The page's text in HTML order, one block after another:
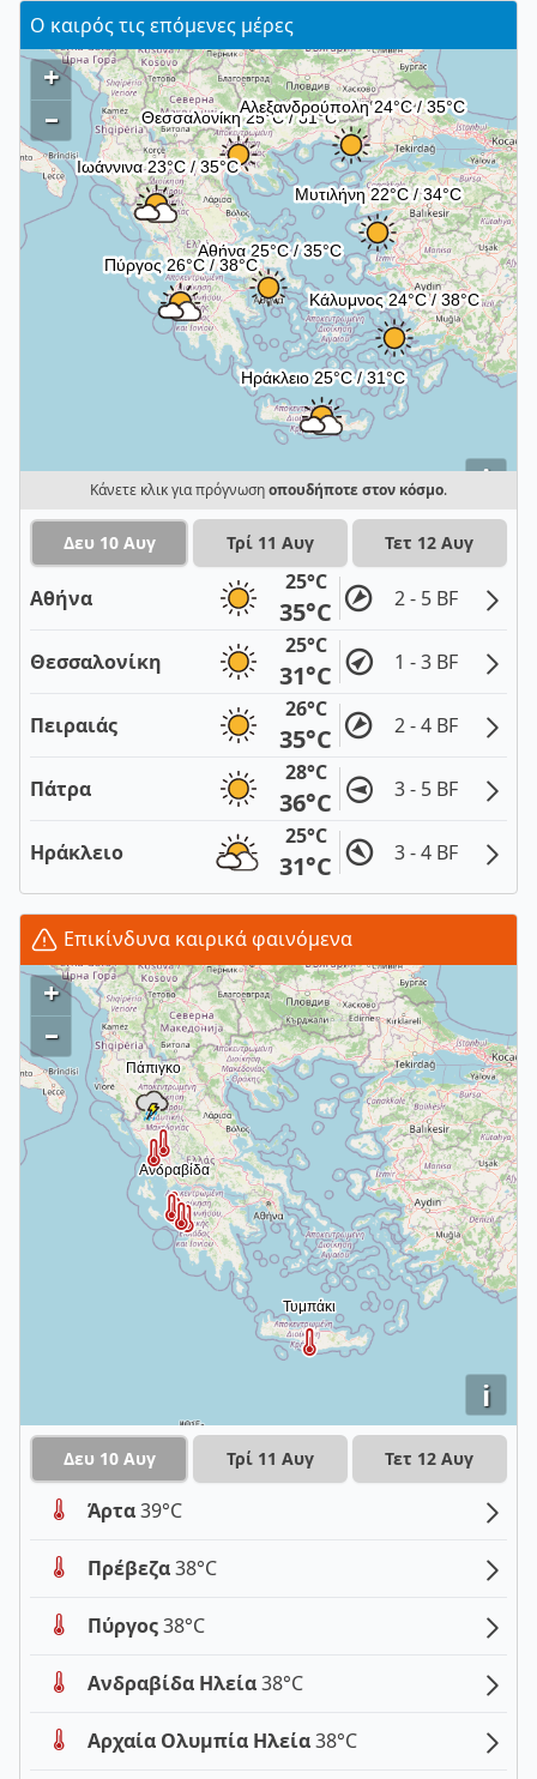
Ο καιρός τις επόμενες μέρες
i
+
–
Κάνετε κλικ για πρόγνωσηοπουδήποτε στον κόσμο.
Δευ 10 Αυγ Τρί 11 Αυγ Τετ 12 Αυγ
Αθήνα
25°C
35°C 2 - 5 BF
Θεσσαλονίκη
25°C
31°C 1 - 3 BF
Πειραιάς
26°C
35°C 2 - 4 BF
Πάτρα
28°C
36°C 3 - 5 BF
Ηράκλειο
25°C
31°C 3 - 4 BF
Επικίνδυνα καιρικά φαινόμενα
i
+
–
Δευ 10 Αυγ Τρί 11 Αυγ Τετ 12 Αυγ
Άρτα39°C
Πρέβεζα38°C
Πύργος38°C
Ανδραβίδα Ηλεία38°C
Αρχαία Ολυμπία Ηλεία38°C